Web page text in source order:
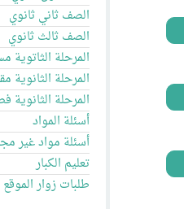
الصف ثاني ثانوي
الصف ثالث ثانوي
المرحلة الثاتوية
المرحلة الثانوية
المرحلة الثانوية
أسئلة المواد
أسئلة مواد غير
تعليم الكبار
طلبات زوار الموقع